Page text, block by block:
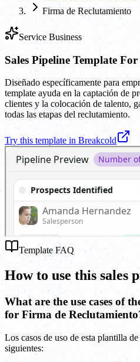
Firma de Reclutamiento
Service Business
Sales Pipeline Template
Diseñado específicamente para
template ayuda en la captación de
clientes y la colocación de talento,
todas las etapas del reclutamiento.
Try this template in Breakcold
Template FAQ
How to use this sales
What are the use cases of
for Firma de
Los casos de uso de esta plantilla
siguientes: